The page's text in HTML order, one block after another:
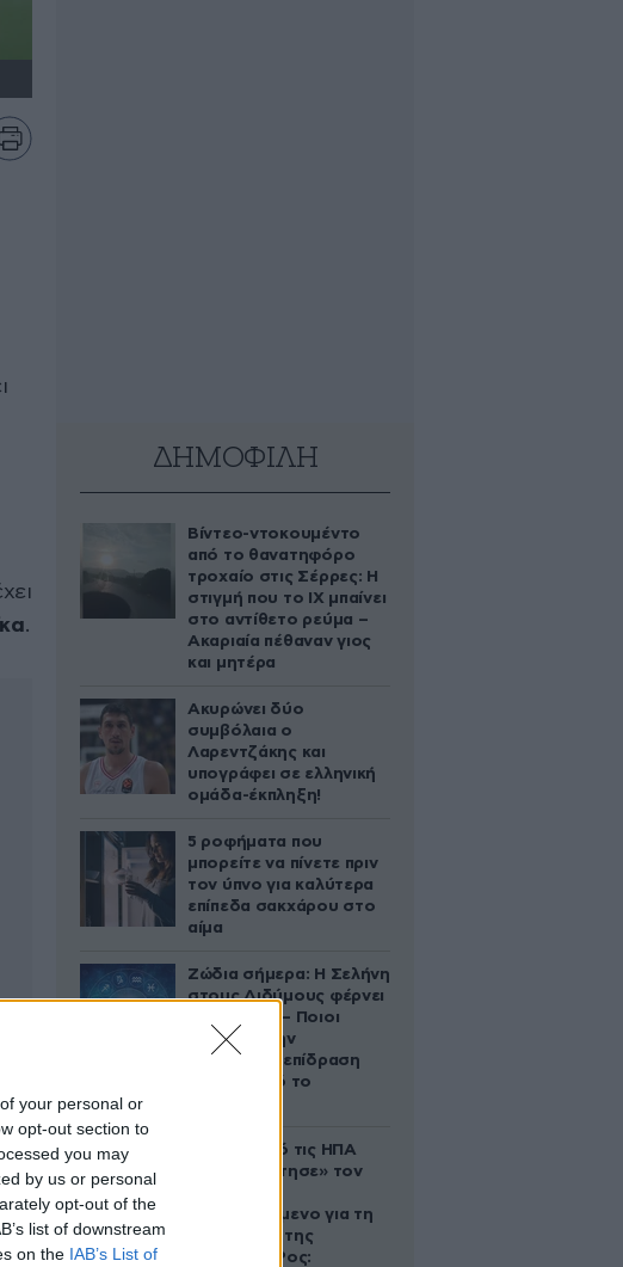
your personal or
opt-out section to
you may
by us or personal
opt-out of the
list of downstream
on the IAB’s List of
.
ΔΗΜΟΦΙΛΗ
Βίντεο-ντοκουμέντο
από το θανατηφόρο
τροχαίο στις Σέρρες: Η
στιγμή που το ΙΧ μπαίνει
στο αντίθετο ρεύμα –
Ακαριαία πέθαναν γιος
και μητέρα
Ακυρώνει δύο
συμβόλαια ο
Λαρεντζάκης και
υπογράφει σε ελληνική
ομάδα-έκπληξη!
5 ροφήματα που
μπορείτε να πίνετε πριν
τον ύπνο για καλύτερα
επίπεδα σακχάρου στο
αίμα
Ζώδια σήμερα: Η Σελήνη
στους Διδύμους φέρνει
ανατροπές – Ποιοι
δέχονται την
ευεργετική επίδραση
του Δία από το
Ζευγάρι από τις ΗΠΑ
που «υιοθέτησε» τον
κατηγορούμενο για τη
δολοφονία της
Ελίζαμπεθ Ρος: